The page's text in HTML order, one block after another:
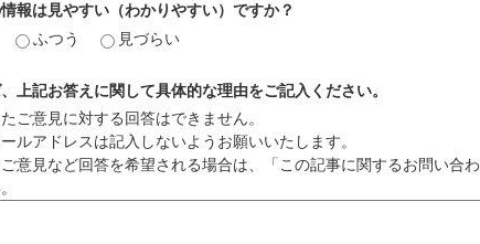
報は見やすい（わかりやすい）ですか？
ふつう 見づらい
上記お答えに関して具体的な理由をご記入ください。
ご意見に対する回答はできません。
ルアドレスは記入しないようお願いいたします。
意見など回答を希望される場合は、「この記事に関するお問い合